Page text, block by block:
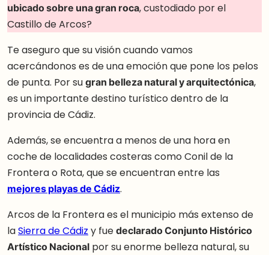
ubicado sobre una gran roca, custodiado por el
Castillo de Arcos?
Te aseguro que su visión cuando vamos
acercándonos es de una emoción que pone los pelos
de punta. Por sugran belleza natural y arquitectónica,
es un importante destino turístico dentro de la
provincia de Cádiz.
Además, se encuentra a menos de una hora en
coche de localidades costeras como Conil de la
Frontera o Rota, que se encuentran entre las
mejores playas de Cádiz.
Arcos de la Frontera es el municipio más extenso de
laSierra de Cádiz y fuedeclarado Conjunto Histórico
Artístico Nacional por su enorme belleza natural, su